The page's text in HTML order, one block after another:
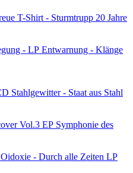
T-Shirt - Sturmtrupp 20 Jahre
Entwarnung - Klänge
Stahlgewitter - Staat aus Stahl
Symphonie des
Oidoxie - Durch alle Zeiten LP